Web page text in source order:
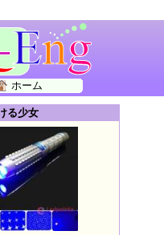
ホーム
る少女